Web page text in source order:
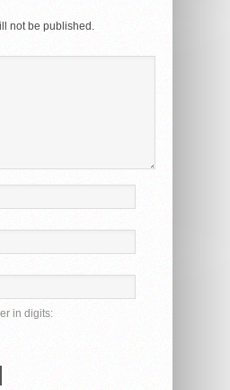
not be published.
in digits: